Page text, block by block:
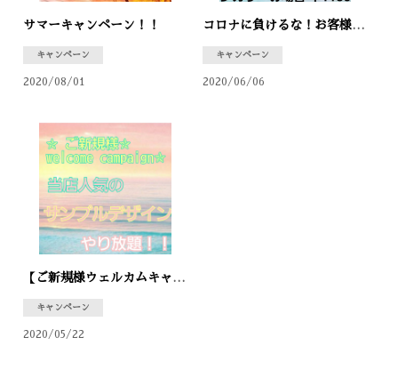
サマーキャンペーン！！
キャンペーン
2020/08/01
コロナに負けるな！お客様感謝祭！開催決定
キャンペーン
2020/06/06
【ご新規様ウェルカムキャンペーン！】とってもお得なサンプルやり放題✩
キャンペーン
2020/05/22